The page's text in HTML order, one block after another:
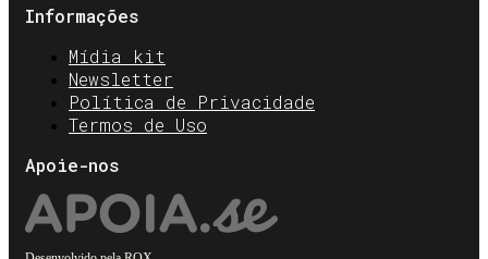
Informações
Mídia kit
Newsletter
Política de Privacidade
Termos de Uso
Apoie-nos